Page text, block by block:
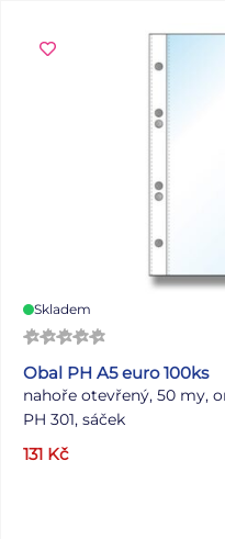
Skladem
Obal PH A5 euro 100ks
nahoře otevřený, 50 my,
PH 301, sáček
131 Kč